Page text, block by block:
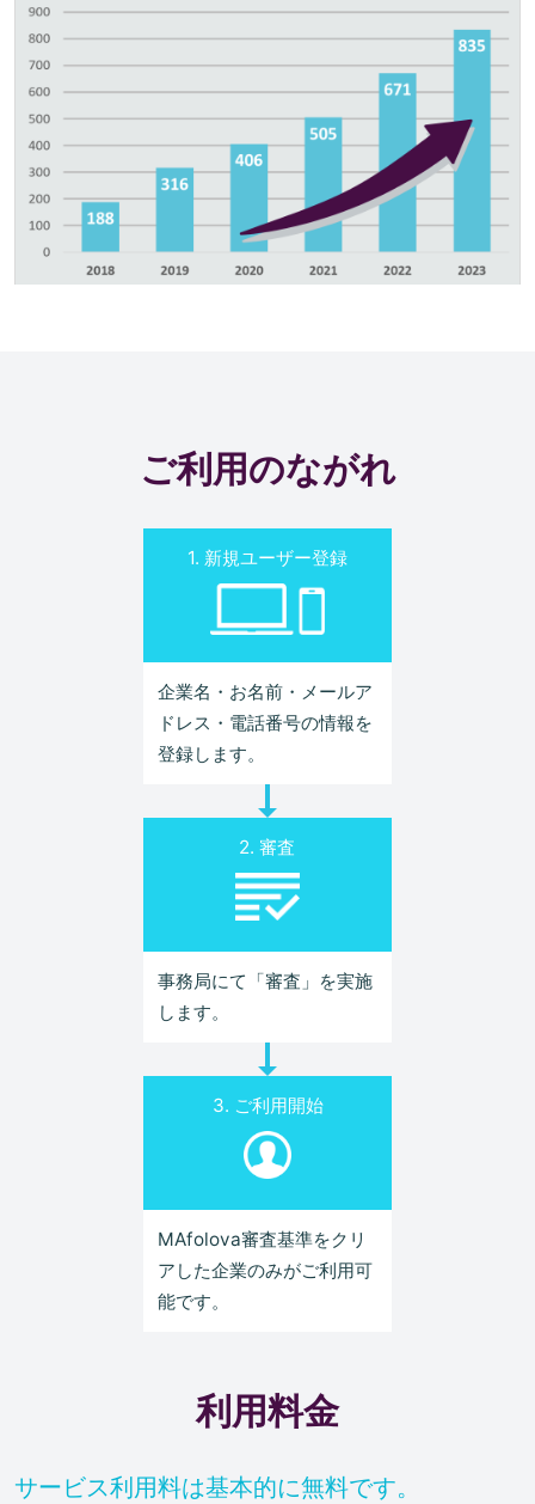
ご利用のながれ
1. 新規ユーザー登録
企業名・お名前・メールア
ドレス・電話番号の情報を
登録します。
2. 審査
事務局にて「審査」を実施
します。
3. ご利用開始
MAfolova審査基準をクリ
アした企業のみがご利用可
能です。
利用料金
サービス利用料は基本的に無料です。